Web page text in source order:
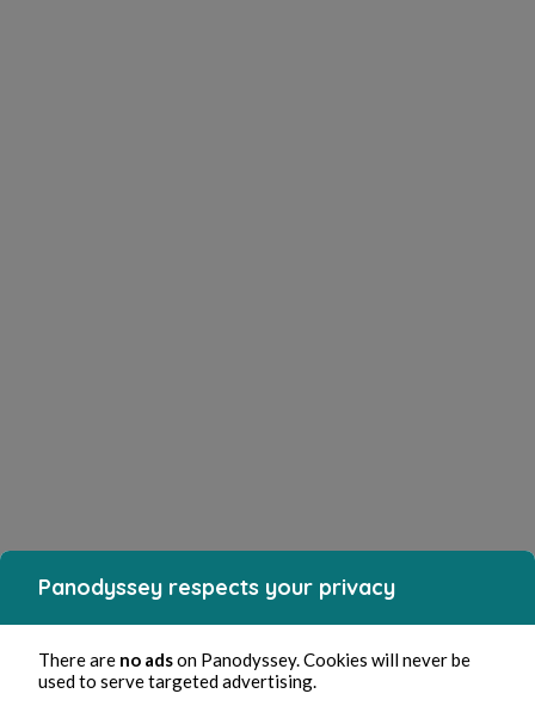
Panodyssey respects your privacy
There are no adson Panodyssey. Cookies will never be
used to serve targeted advertising.